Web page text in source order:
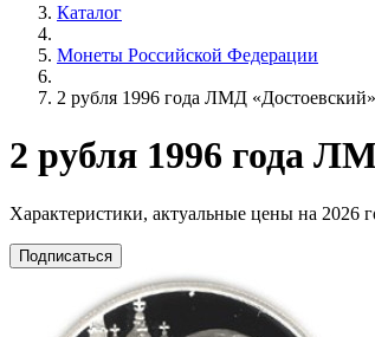
Каталог
Монеты Российской Федерации
2 рубля 1996 года ЛМД
2 рубля 1996 года
Характеристики, актуальные цены на 2026
Подписаться